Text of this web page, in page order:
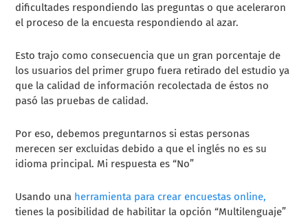
dificultades respondiendo las preguntas o que aceleraron
el proceso de la encuesta respondiendo al azar.
Esto trajo como consecuencia que un gran porcentaje de
los usuarios del primer grupo fuera retirado del estudio ya
que la calidad de información recolectada de éstos no
pasó las pruebas de calidad.
Por eso, debemos preguntarnos si estas personas
merecen ser excluidas debido a que el inglés no es su
idioma principal. Mi respuesta es “No”
Usando una herramienta para crear encuestas online,
tienes la posibilidad de habilitar la opción “Multilenguaje”